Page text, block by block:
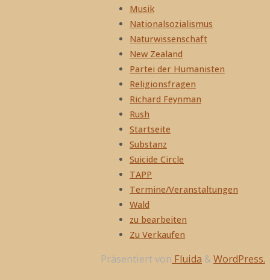
Musik
Nationalsozialismus
Naturwissenschaft
New Zealand
Partei der Humanisten
Religionsfragen
Richard Feynman
Rush
Startseite
Substanz
Suicide Circle
TAPP
Termine/Veranstaltungen
Wald
zu bearbeiten
Zu Verkaufen
Präsentiert von Fluida &WordPress.